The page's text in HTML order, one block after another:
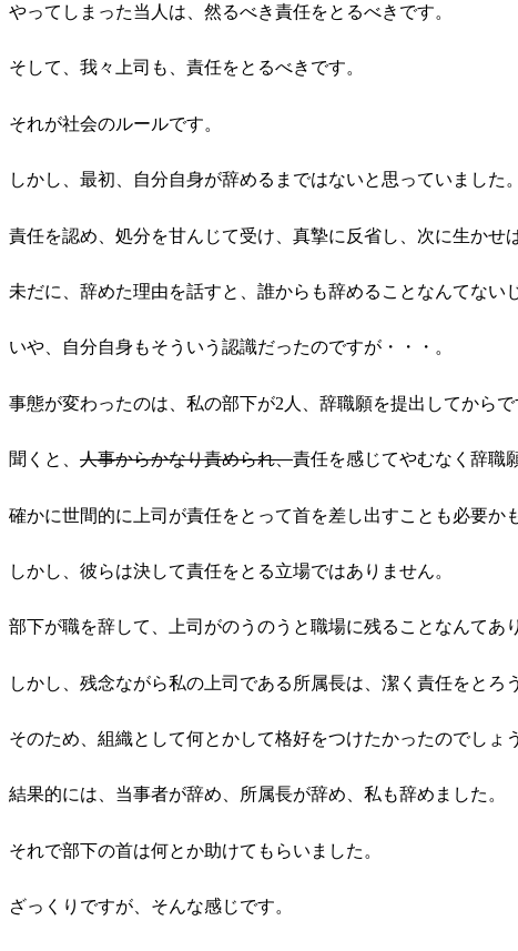
やってしまった当人は、然るべき責任をとるべきです。
そして、我々上司も、責任をとるべきです。
それが社会のルールです。
しかし、最初、自分自身が辞めるまではないと思っていました。
責任を認め、処分を甘んじて受け、真摯に反省し、次に生かせ
未だに、辞めた理由を話すと、誰からも辞めることなんてない
いや、自分自身もそういう認識だったのですが・・・。
事態が変わったのは、私の部下が2人、辞職願を提出してからで
聞くと、 人事からかなり責められ、責任を感じてやむなく辞職
確かに世間的に上司が責任をとって首を差し出すことも必要か
しかし、彼らは決して責任をとる立場ではありません。
部下が職を辞して、上司がのうのうと職場に残ることなんてあ
しかし、残念ながら私の上司である所属長は、潔く責任をとろ
そのため、組織として何とかして格好をつけたかったのでしょう
結果的には、当事者が辞め、所属長が辞め、私も辞めました。
それで部下の首は何とか助けてもらいました。
ざっくりですが、そんな感じです。